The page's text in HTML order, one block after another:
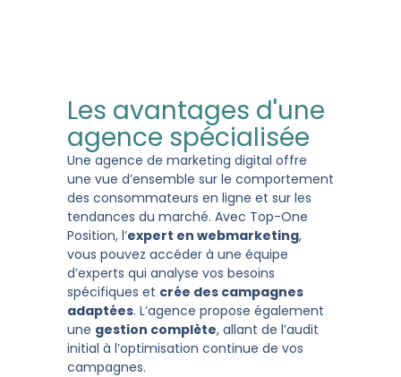
Les avantages d'une
agence spécialisée
Une agence de marketing digital offre
une vue d’ensemble sur le comportement
des consommateurs en ligne et sur les
tendances du marché. Avec Top-One
Position, l’expert en webmarketing,
vous pouvez accéder à une équipe
d’experts qui analyse vos besoins
spécifiques et crée des campagnes
adaptées. L’agence propose également
une gestion complète, allant de l’audit
initial à l’optimisation continue de vos
campagnes.